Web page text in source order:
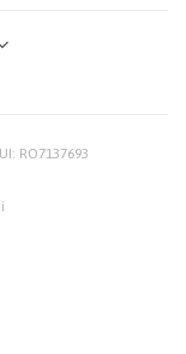
RO7137693